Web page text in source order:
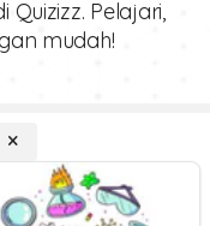
Pelajari,
mudah!